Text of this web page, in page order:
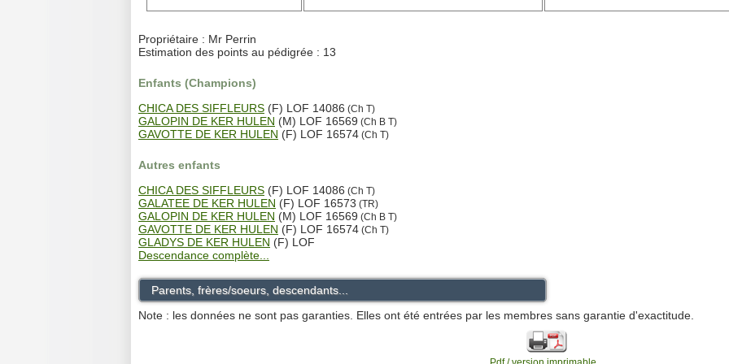
Propriétaire : Mr Perrin
Estimation des points au pédigrée : 13
Enfants (Champions)
CHICA DES SIFFLEURS (F) LOF 14086 (Ch T)
GALOPIN DE KER HULEN (M) LOF 16569 (Ch B T)
GAVOTTE DE KER HULEN (F) LOF 16574 (Ch T)
Autres enfants
CHICA DES SIFFLEURS (F) LOF 14086 (Ch T)
GALATEE DE KER HULEN (F) LOF 16573 (TR)
GALOPIN DE KER HULEN (M) LOF 16569 (Ch B T)
GAVOTTE DE KER HULEN (F) LOF 16574 (Ch T)
GLADYS DE KER HULEN (F) LOF
Descendance complète...
Parents, frères/soeurs, descendants...
Note : les données ne sont pas garanties. Elles ont été entrées par les membres sans garantie d'exactitude.
Pdf / version imprimable...